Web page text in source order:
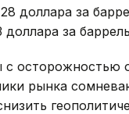
доллара за
за
с
рынка